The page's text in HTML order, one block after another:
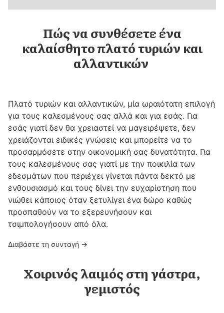
Πώς να συνθέσετε ένα
καλαίσθητο πλατό τυριών και
αλλαντικών
Πλατό τυριών και αλλαντικών, μία ωραιότατη επιλογή
για τους καλεσμένους σας αλλά και για εσάς. Για
εσάς γιατί δεν θα χρειαστεί να μαγειρέψετε, δεν
χρειάζονται ειδικές γνώσεις και μπορείτε να το
προσαρμόσετε στην οικονομική σας δυνατότητα. Για
τους καλεσμένους σας γιατί με την ποικιλία των
εδεσμάτων που περιέχει γίνεται πάντα δεκτό με
ενθουσιασμό και τους δίνει την ευχαρίστηση που
νιώθει κάποιος όταν ξετυλίγει ένα δώρο καθώς
προσπαθούν να το εξερευνήσουν και
τσιμπολογήσουν από όλα.
Διαβάστε τη συνταγή →
Χοιρινός λαιμός στη γάστρα,
γεμιστός